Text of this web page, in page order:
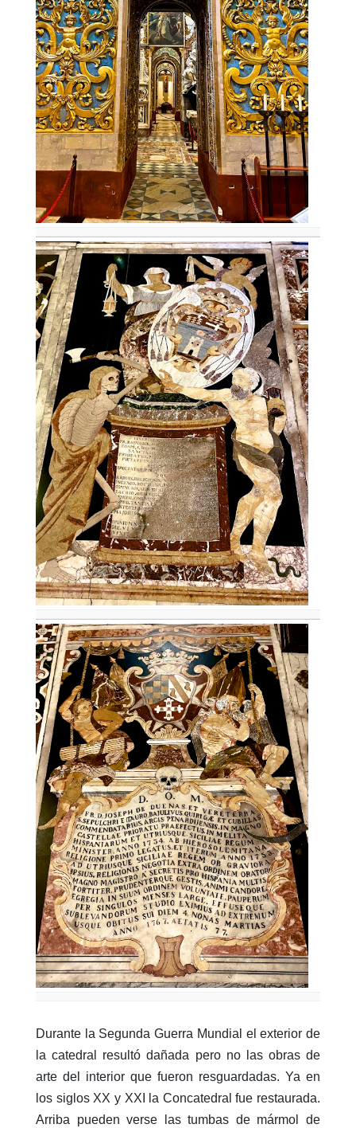
Durante la Segunda Guerra Mundial el exterior de
la catedral resultó dañada pero no las obras de
arte del interior que fueron resguardadas. Ya en
los siglos XX y XXI la Concatedral fue restaurada.
Arriba pueden verse las tumbas de mármol de